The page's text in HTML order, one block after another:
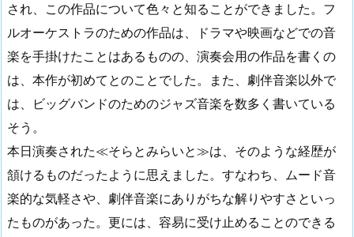
され、この作品について色々と知ることができました。フ
ルオーケストラのための作品は、ドラマや映画などでの音
楽を手掛けたことはあるものの、演奏会用の作品を書くの
は、本作が初めてとのことでした。また、劇伴音楽以外で
は、ビッグバンドのためのジャズ音楽を数多く書いている
そう。
本日演奏された≪そらとみらいと≫は、そのような経歴が
頷けるものだったように思えました。すなわち、ムード音
楽的な気軽さや、劇伴音楽にありがちな解りやすさといっ
たものがあった。更には、容易に受け止めることのできる